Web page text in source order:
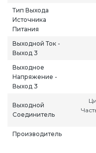
Тип Выхода
Источника
Питания
Выходной Ток -
Выход 3
Выходное
Напряжение -
Выход 3
Выходной
Соединитель
Производитель
Магадан
Магнитогорск